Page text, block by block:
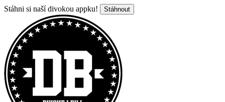
Stáhni si naší divokou appku! Stáhnout